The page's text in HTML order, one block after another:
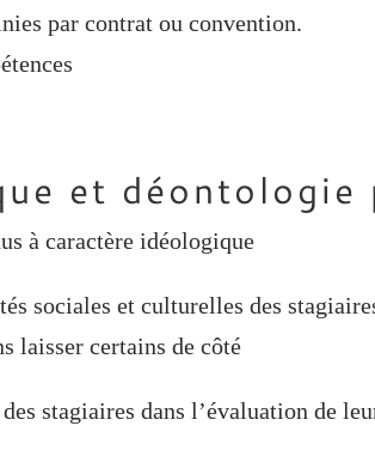
par contrat ou convention.
par
à caractère idéologique
sociales et culturelles des
laisser certains de côté
stagiaires dans l’évaluation de